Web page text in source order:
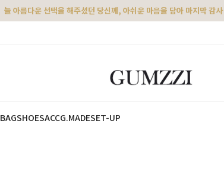
늘 아름다운 선택을 해주셨던 당신께, 아쉬운 마음을 담아 마지막 감
BAGSHOESACCG.MADESET-UP